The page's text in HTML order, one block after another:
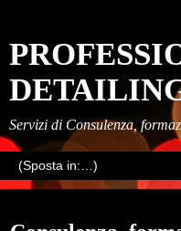
Servizi di Consulenza,